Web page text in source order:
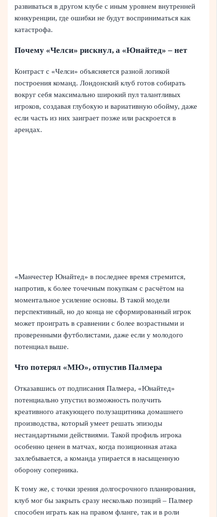
развиваться в другом клубе с иным уровнем внутренней
конкуренции, где ошибки не будут восприниматься как
катастрофа.
Почему «Челси» рискнул, а «Юнайтед» – нет
Контраст с «Челси» объясняется разной логикой
построения команд. Лондонский клуб готов собирать
вокруг себя максимально широкий пул талантливых
игроков, создавая глубокую и вариативную обойму, даже
если часть из них заиграет позже или раскроется в
арендах.
«Манчестер Юнайтед» в последнее время стремится,
напротив, к более точечным покупкам с расчётом на
моментальное усиление основы. В такой модели
перспективный, но до конца не сформированный игрок
может проиграть в сравнении с более возрастными и
проверенными футболистами, даже если у молодого
потенциал выше.
Что потерял «МЮ», отпустив Палмера
Отказавшись от подписания Палмера, «Юнайтед»
потенциально упустил возможность получить
креативного атакующего полузащитника домашнего
производства, который умеет решать эпизоды
нестандартными действиями. Такой профиль игрока
особенно ценен в матчах, когда позиционная атака
захлебывается, а команда упирается в насыщенную
оборону соперника.
К тому же, с точки зрения долгосрочного планирования,
клуб мог бы закрыть сразу несколько позиций – Палмер
способен играть как на правом фланге, так и в роли